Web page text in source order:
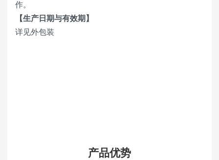
作。
【生产日期与有效期】
详见外包装
产品优势